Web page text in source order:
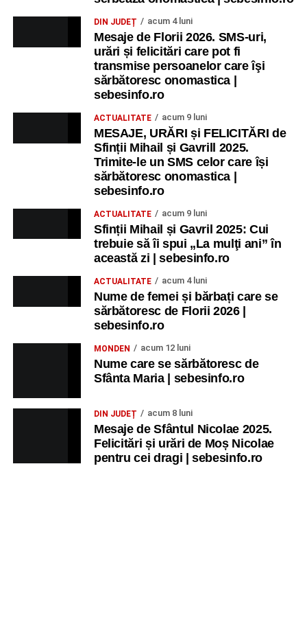
DIN JUDEȚ acum 4 luni
Mesaje de Florii 2026. SMS-uri,
urări și felicitări care pot fi
transmise persoanelor care îşi
sărbătoresc onomastica |
sebesinfo.ro
ACTUALITATE acum 9 luni
MESAJE, URĂRI și FELICITĂRI de
Sfinții Mihail și Gavrill 2025.
Trimite-le un SMS celor care își
sărbătoresc onomastica |
sebesinfo.ro
ACTUALITATE acum 9 luni
Sfinții Mihail și Gavril 2025: Cui
trebuie să îi spui „La mulţi ani” în
această zi | sebesinfo.ro
ACTUALITATE acum 4 luni
Nume de femei și bărbați care se
sărbătoresc de Florii 2026 |
sebesinfo.ro
MONDEN acum 12 luni
Nume care se sărbătoresc de
Sfânta Maria | sebesinfo.ro
DIN JUDEȚ acum 8 luni
Mesaje de Sfântul Nicolae 2025.
Felicitări și urări de Moș Nicolae
pentru cei dragi | sebesinfo.ro